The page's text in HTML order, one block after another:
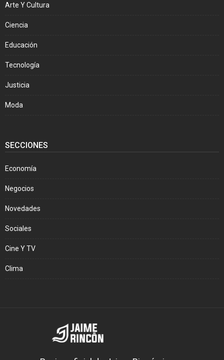
Arte Y Cultura
Ciencia
Educación
Tecnología
Justicia
Moda
SECCIONES
Economía
Negocios
Novedades
Sociales
Cine Y TV
Clima